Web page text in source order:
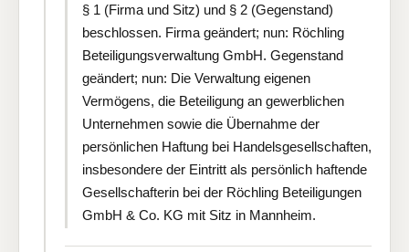
§ 1 (Firma und Sitz) und § 2 (Gegenstand)
beschlossen. Firma geändert; nun: Röchling
Beteiligungsverwaltung GmbH. Gegenstand
geändert; nun: Die Verwaltung eigenen
Vermögens, die Beteiligung an gewerblichen
Unternehmen sowie die Übernahme der
persönlichen Haftung bei Handelsgesellschaften,
insbesondere der Eintritt als persönlich haftende
Gesellschafterin bei der Röchling Beteiligungen
GmbH & Co. KG mit Sitz in Mannheim.